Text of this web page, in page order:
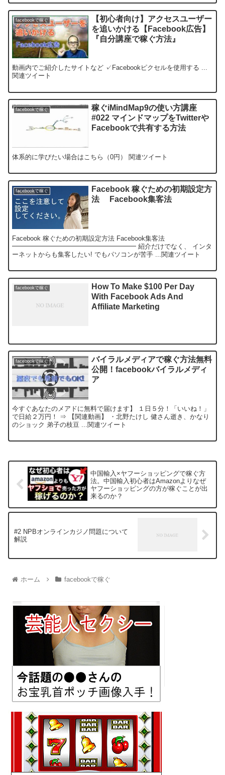
facebookで稼ぐ
【初心者向け】アクセスユーザー
を追いかける【Facebook広告】
『自分講座で稼ぐ方法』
動画内でご紹介したサイトなど ✓Facebookピクセルを使用する ...
関連ツイート
facebookで稼ぐ
稼ぐiMindMap9の使い方講座
#022 マインドマップをTwitterや
Facebookで共有する方法
体系的に学びたい場合はこちら（0円） 関連ツイート
facebookで稼ぐ
Facebook 稼ぐための初期設定方
法 Facebook集客法
Facebook 稼ぐための初期設定方法 Facebook集客法
━━━━━━━━━━━━━━━━━━━ 紹介だけでなく、 インタ
ーネットからも集客したい! でもパソコンが苦手 ...関連ツイート
facebookで稼ぐ
How To Make $100 Per Day
With Facebook Ads And
Affiliate Marketing
facebookで稼ぐ
バイラルメディアで稼ぐ方法無料
公開！facebookバイラルメディ
ア
今すぐあなたのメアドに無料で届けます】 １日５分！「いいね！」
で日給２万円！ ⇒ 【関連動画】 ・北野たけし 健さん逝き、かなり
のショック 弟子の枝豆 ...関連ツイート
中国輸入×ヤフーショッピングで稼ぐ方
法。中国輸入初心者はAmazonよりなぜ
ヤフーショッピングの方が稼ぐことが出
来るのか？
#2 NPBオンラインカジノ問題について
解説
ホーム facebookで稼ぐ